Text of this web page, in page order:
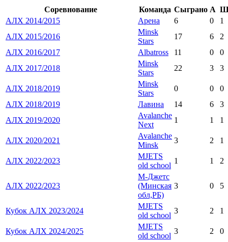
Соревнование Команда Сыграно А
АЛХ 2014/2015
Арена 6 0
1
АЛХ 2015/2016
Minsk
Stars
17 6
2
АЛХ 2016/2017
Albatross 11 0
0
АЛХ 2017/2018
Minsk
Stars
22 3 3
АЛХ 2018/2019
Minsk
Stars
0 0
0
АЛХ 2018/2019
Лавина 14 6
3
АЛХ 2019/2020
Avalanche
Next
1 1 1
АЛХ 2020/2021
Avalanche
Minsk
3 2 1
АЛХ 2022/2023
MJETS
old school
1 1 2
АЛХ 2022/2023
М-Джетс
(Минская
обл,РБ)
3 0 5
Кубок АЛХ 2023/2024
MJETS
old school
3 2 1
Кубок АЛХ 2024/2025
MJETS
old school
3 2 0